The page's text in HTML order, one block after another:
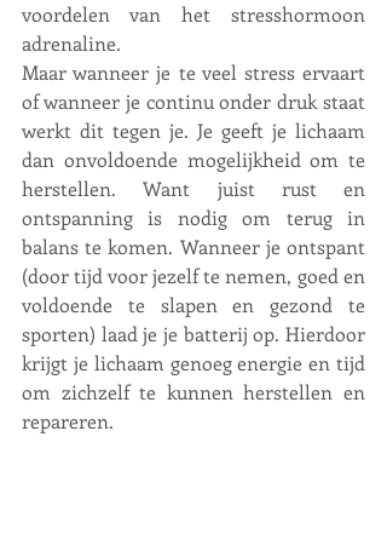
voordelen van het stresshormoon
adrenaline.
Maar wanneer je te veel stress ervaart
of wanneer je continu onder druk staat
werkt dit tegen je. Je geeft je lichaam
dan onvoldoende mogelijkheid om te
herstellen. Want juist rust en
ontspanning is nodig om terug in
balans te komen. Wanneer je ontspant
(door tijd voor jezelf te nemen, goed en
voldoende te slapen en gezond te
sporten) laad je je batterij op. Hierdoor
krijgt je lichaam genoeg energie en tijd
om zichzelf te kunnen herstellen en
repareren.